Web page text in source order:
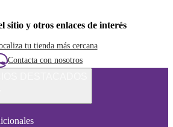
sitio y otros enlaces de interés
tu tienda más cercana
Contacta con nosotros